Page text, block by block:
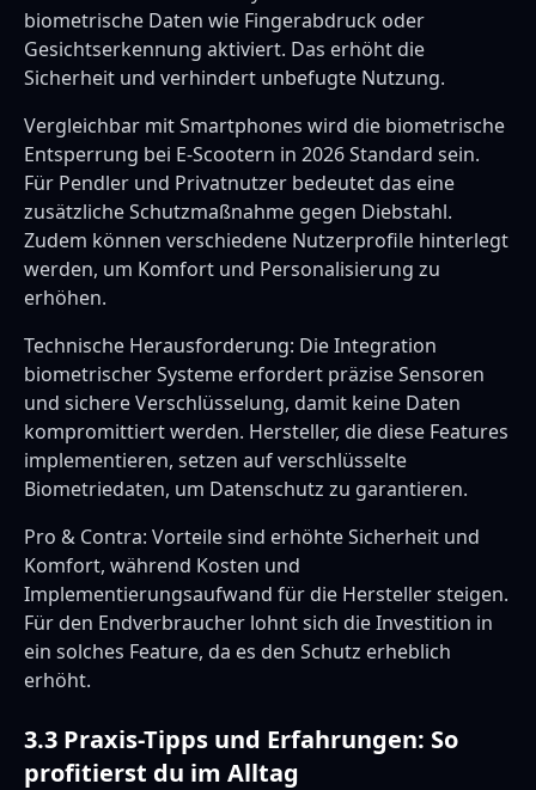
biometrische Daten wie Fingerabdruck oder
Gesichtserkennung aktiviert. Das erhöht die
Sicherheit und verhindert unbefugte Nutzung.
Vergleichbar mit Smartphones wird die biometrische
Entsperrung bei E-Scootern in 2026 Standard sein.
Für Pendler und Privatnutzer bedeutet das eine
zusätzliche Schutzmaßnahme gegen Diebstahl.
Zudem können verschiedene Nutzerprofile hinterlegt
werden, um Komfort und Personalisierung zu
erhöhen.
Technische Herausforderung: Die Integration
biometrischer Systeme erfordert präzise Sensoren
und sichere Verschlüsselung, damit keine Daten
kompromittiert werden. Hersteller, die diese Features
implementieren, setzen auf verschlüsselte
Biometriedaten, um Datenschutz zu garantieren.
Pro & Contra: Vorteile sind erhöhte Sicherheit und
Komfort, während Kosten und
Implementierungsaufwand für die Hersteller steigen.
Für den Endverbraucher lohnt sich die Investition in
ein solches Feature, da es den Schutz erheblich
erhöht.
3.3 Praxis-Tipps und Erfahrungen: So
profitierst du im Alltag